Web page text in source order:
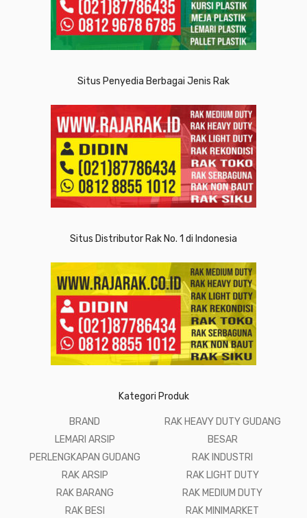
Situs Penyedia Berbagai Jenis Rak
Situs Distributor Rak No. 1 di Indonesia
Kategori Produk
BRAND
LEMARI ARSIP
PERLENGKAPAN GUDANG
RAK ARSIP
RAK BARANG
RAK BESI
RAK HEAVY DUTY GUDANG
BESAR
RAK INDUSTRI
RAK LIGHT DUTY
RAK MEDIUM DUTY
RAK MINIMARKET